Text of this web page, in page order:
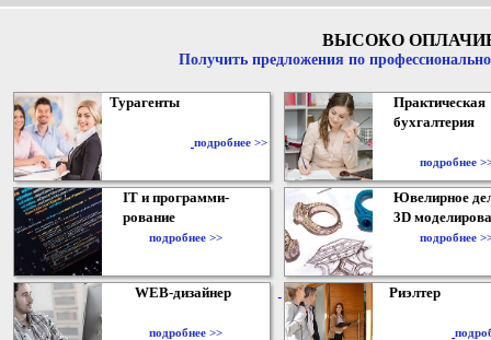
ВЫСОКО
Получить предложения по
Турагенты
подробнее >>
Практическая
бухгалтерия
подробнее
IT и программи-
рование
подробнее >>
Ювелирное
3D
подробнее
WEB-дизайнер
подробнее >>
Риэлтер